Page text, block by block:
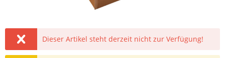
Dieser Artikel steht derzeit nicht zur Verfügung!